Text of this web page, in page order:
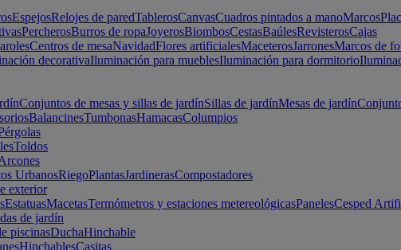
EspejosRelojes de paredTablerosCanvasCuadros pintados a manoMarcos
PercherosBurros de ropaJoyerosBiombosCestasBaúlesRevisterosCajas
Centros de mesaNavidadFlores artificialesMaceterosJarronesMarcos de
decorativaIluminación para mueblesIluminación para dormitorio
Conjuntos de mesas y sillas de jardínSillas de jardínMesas de jardín
BalancinesTumbonasHamacasColumpios
Toldos
UrbanosRiegoPlantasJardinerasCompostadores
exterior
EstatuasMacetasTermómetros y estaciones metereológicasPanelesCesped
de jardín
piscinasDuchaHinchable
HinchablesCasitas